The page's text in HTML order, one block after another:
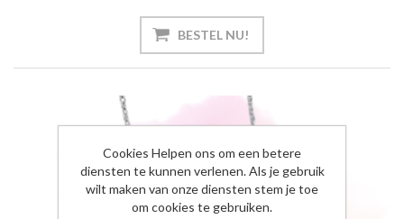
Cookies Helpen ons om een betere
diensten te kunnen verlenen. Als je gebruik
wilt maken van onze diensten stem je toe
om cookies te gebruiken.